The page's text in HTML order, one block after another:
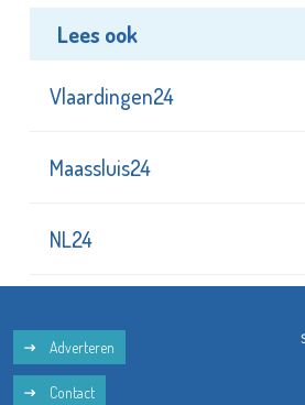
Lees ook
Vlaardingen24
Maassluis24
NL24
Adverteren
Contact